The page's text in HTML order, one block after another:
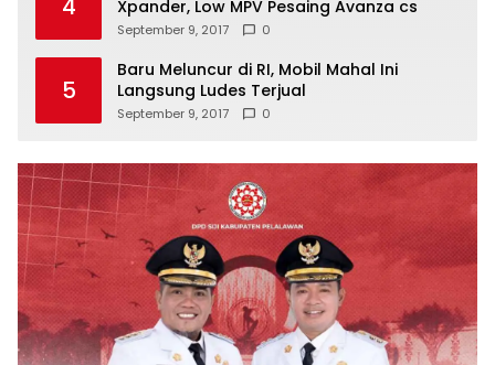
4 Xpander, Low MPV Pesaing Avanza cs
September 9, 2017 0
5
Baru Meluncur di RI, Mobil Mahal Ini
Langsung Ludes Terjual
September 9, 2017 0